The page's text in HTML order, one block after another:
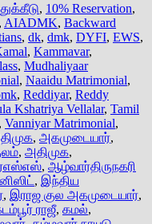
, 10% Reservation,
, AIADMK, Backward
, dk, dmk, DYFI, EWS,
, Kammavar,
, Mudhaliyaar
, Naaidu Matrimonial,
, Reddiyar, Reddy
Kshatriya Vellalar, Tamil
, Vanniyar Matrimonial,
, அகமுடையார்,
, அதிமுக,
, ஆழ்வார்திருநகரி
, இந்திய
, இராஜ குல அகமுடையார்,
ராஜீ, கமல்,